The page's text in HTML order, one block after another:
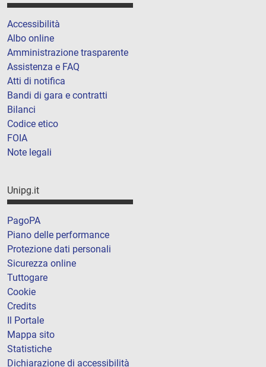
Accessibilità
Albo online
Amministrazione trasparente
Assistenza e FAQ
Atti di notifica
Bandi di gara e contratti
Bilanci
Codice etico
FOIA
Note legali
Unipg.it
PagoPA
Piano delle performance
Protezione dati personali
Sicurezza online
Tuttogare
Cookie
Credits
Il Portale
Mappa sito
Statistiche
Dichiarazione di accessibilità